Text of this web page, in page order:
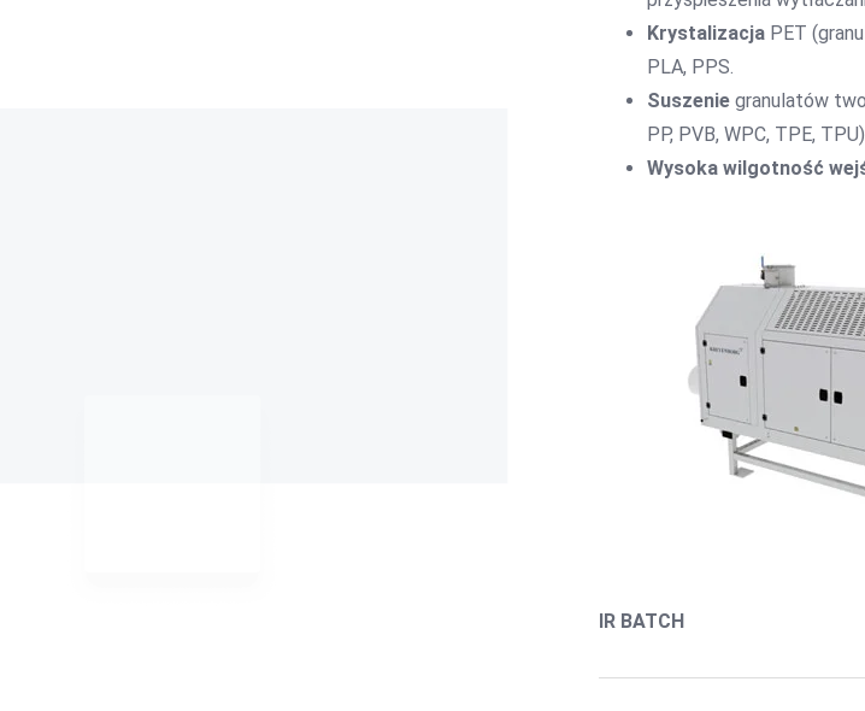
Krystalizacja PET
PLA, PPS.
Suszenie granulatów
PP, PVB, WPC, TPE,
Wysoka wilgotność
IR BATCH